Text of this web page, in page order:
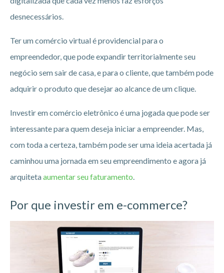
desnecessários.
Ter um comércio virtual é providencial para o
empreendedor, que pode expandir territorialmente seu
negócio sem sair de casa, e para o cliente, que também pode
adquirir o produto que desejar ao alcance de um clique.
Investir em comércio eletrônico é uma jogada que pode ser
interessante para quem deseja iniciar a empreender. Mas,
com toda a certeza, também pode ser uma ideia acertada já
caminhou uma jornada em seu empreendimento e agora já
arquitetaaumentar seu faturamento
Por que investir em e-commerce?